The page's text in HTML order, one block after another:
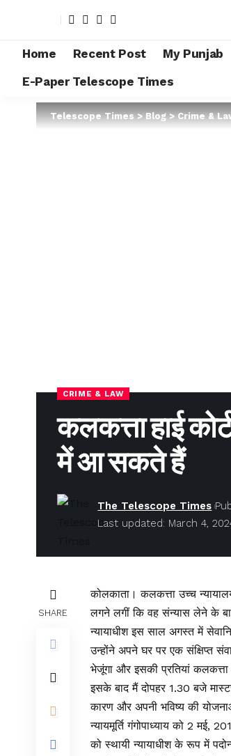
Home Recent Post My Punjab
E-Paper Telescope Times
Telescope Times>Blog>Crime &
CRIME & LAW
कलकत्ता हाई
में आ सकते हैं
Last updated: March 4,
The Telescope Times
SHARE
कोलकाता। कलकत्ता उच्च
लगने लगीं कि वह संन्यास लेने के
न्यायाधीश इस साल अगस्त में
उन्होंने अपने घर पर एक संक्षिप्त
भेजूंगा और इसकी प्रतियां कलकत्ता
इसके बाद मैं दोपहर 1.30 बजे
कारण और अपनी भविष्य की
न्यायमूर्ति गंगोपाध्याय को 2 मई,
को स्थायी न्यायाधीश के रूप में